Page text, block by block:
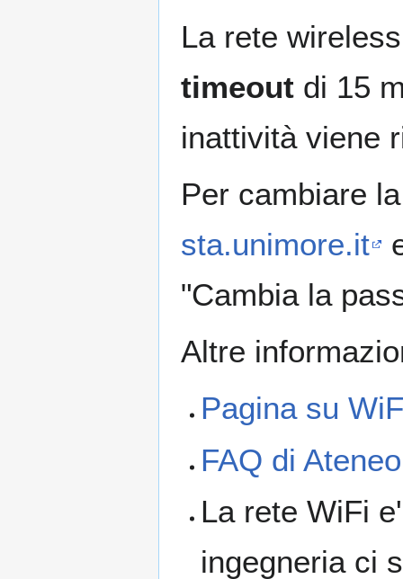
La rete
timeout di 15
inattività viene
Per cambiare
sta.unimore.it
"Cambia la
Altre
Pagina su
FAQ di Ateneo
La rete WiFi
ingegneria ci